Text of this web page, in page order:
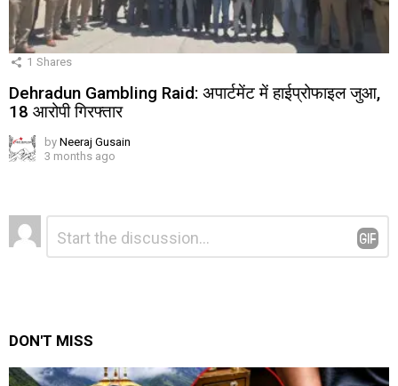
1 Shares
Dehradun Gambling Raid: अपार्टमेंट में हाईप्रोफाइल जुआ,
18 आरोपी गिरफ्तार
by Neeraj Gusain
3 months ago
Leave
a
Reply
DON'T MISS